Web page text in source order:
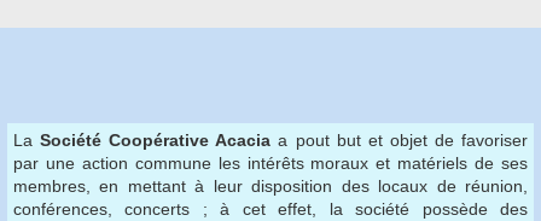
LaSociété Coopérative Acacia a pout but et objet de favoriser
par une action commune les intérêts moraux et matériels de ses
membres, en mettant à leur disposition des locaux de réunion,
conférences, concerts ; à cet effet, la société possède des